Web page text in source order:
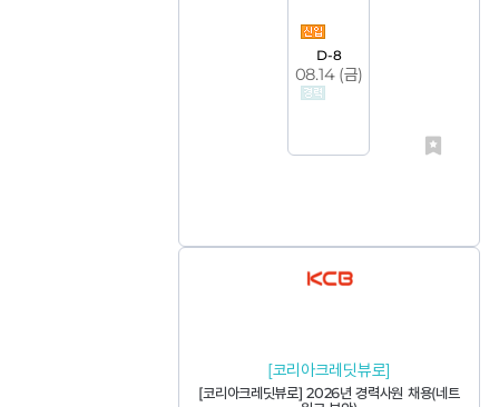
D-8
08.14 (금)
[코리아크레딧뷰로]
[코리아크레딧뷰로] 2026년 경력사원 채용(네트